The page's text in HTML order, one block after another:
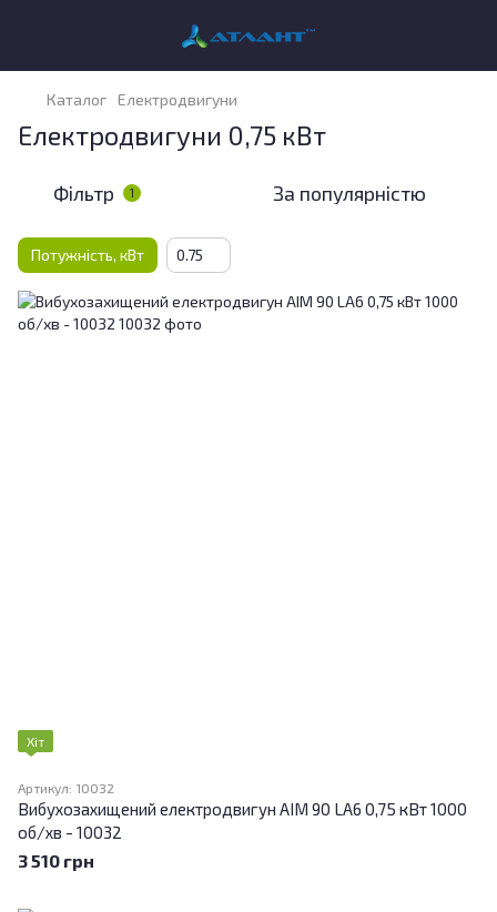
Каталог Електродвигуни
Електродвигуни 0,75 кВт
Фільтр 1 За популярністю
Потужність, кВт 0.75
Хіт
Артикул: 10032
Вибухозахищений електродвигун АІМ 90 LA6 0,75 кВт 1000
об/хв - 10032
3 510 грн